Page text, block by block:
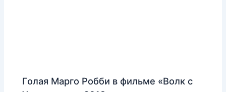
Голая Марго Робби в фильме «Волк с